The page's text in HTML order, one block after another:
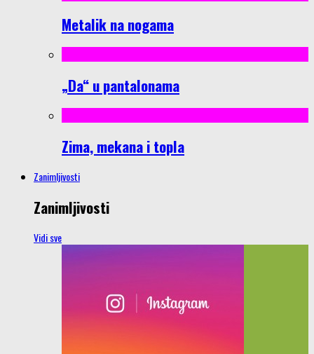
Metalik na nogama
„Da“ u pantalonama
Zima, mekana i topla
Zanimljivosti
Zanimljivosti
Vidi sve